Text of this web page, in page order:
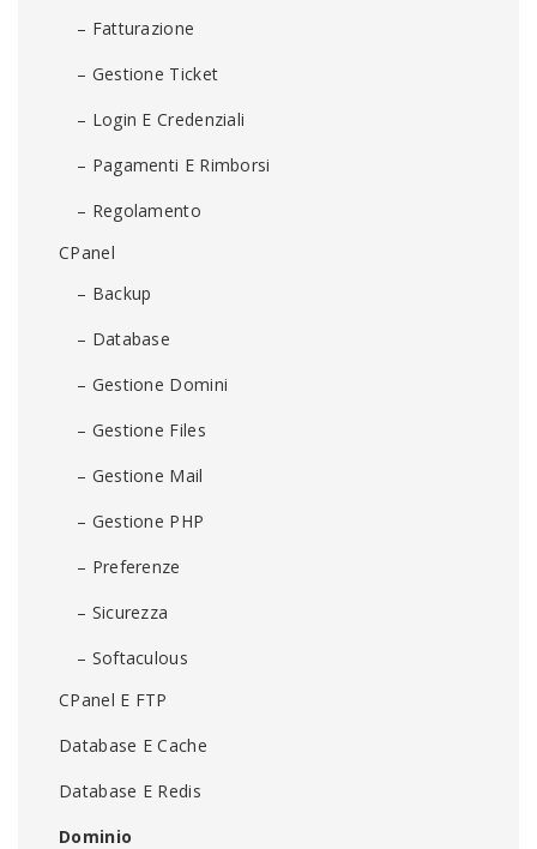
– Fatturazione
– Gestione Ticket
– Login E Credenziali
– Pagamenti E Rimborsi
– Regolamento
CPanel
– Backup
– Database
– Gestione Domini
– Gestione Files
– Gestione Mail
– Gestione PHP
– Preferenze
– Sicurezza
– Softaculous
CPanel E FTP
Database E Cache
Database E Redis
Dominio